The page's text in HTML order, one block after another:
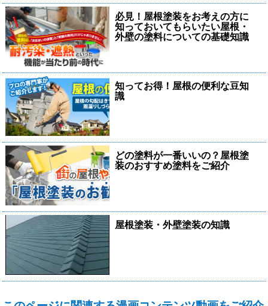
必見！屋根塗装をお考えの方に
知っておいてもらいたい屋根・
外壁の塗料についての基礎知識
知ってお得！屋根の便利な豆知
識
どの塗料が一番いいの？屋根塗
装のおすすめ塗料をご紹介
屋根塗装・外壁塗装の知識